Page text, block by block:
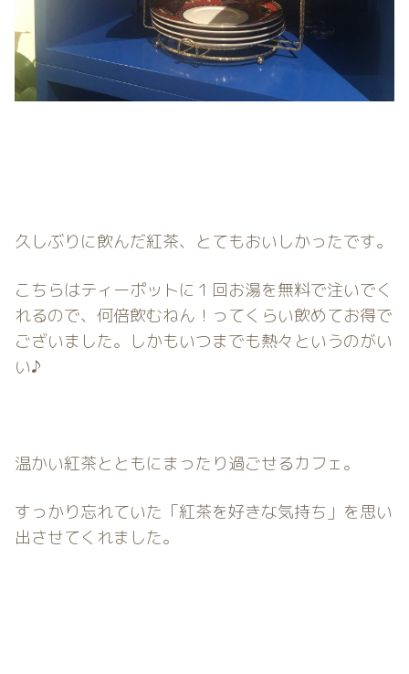
久しぶりに飲んだ紅茶、とてもおいしかったです。
こちらはティーポットに１回お湯を無料で注いでく
れるので、何倍飲むねん！ってくらい飲めてお得で
ございました。しかもいつまでも熱々というのがい
い♪
温かい紅茶とともにまったり過ごせるカフェ。
すっかり忘れていた「紅茶を好きな気持ち」を思い
出させてくれました。